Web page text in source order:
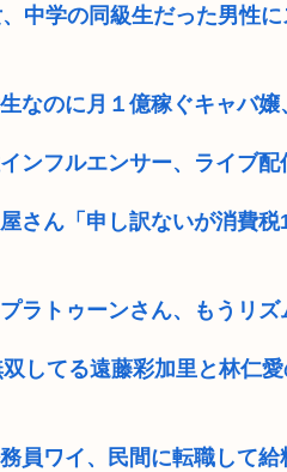
中学の同級生だった男性
生なのに月１億稼ぐキャバ
ンフルエンサー、ライブ
さん「申し訳ないが消費
プラトゥーンさん、もうリ
してる遠藤彩加里と林仁
務員ワイ、民間に転職して